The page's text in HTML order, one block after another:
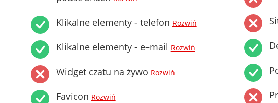
Klikalne elementy - telefon Rozwiń
Klikalne elementy - e–mail Rozwiń
Widget czatu na żywo Rozwiń
Favicon Rozwiń